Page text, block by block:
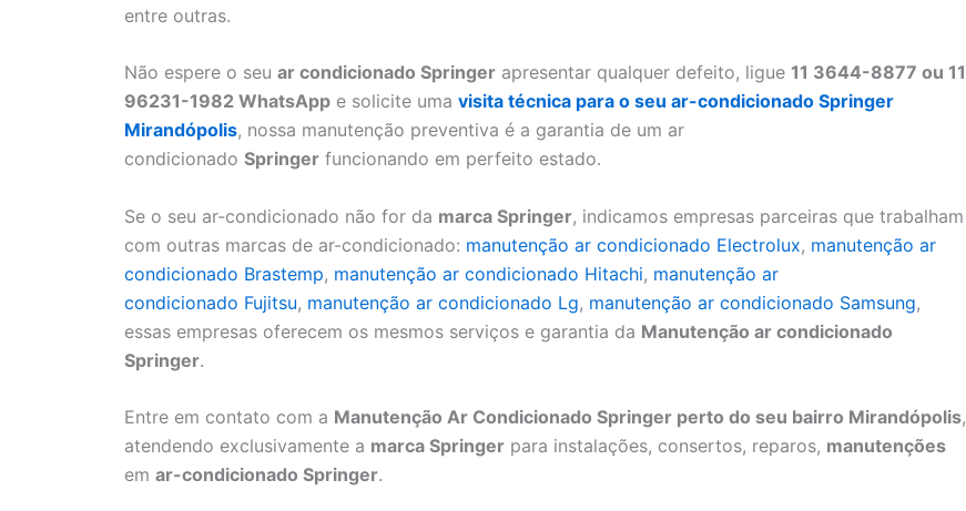
entre outras.
Não espere o seu ar condicionado Springer apresentar qualquer defeito, ligue 11 3644-8877 ou 11
96231-1982 WhatsApp e solicite uma visita técnica para o seu ar-condicionado Springer
Mirandópolis, nossa manutenção preventiva é a garantia de um ar
condicionado Springer funcionando em perfeito estado.
Se o seu ar-condicionado não for da marca Springer, indicamos empresas parceiras que trabalham
com outras marcas de ar-condicionado: manutenção ar condicionado Electrolux, manutenção ar
condicionado Brastemp, manutenção ar condicionado Hitachi, manutenção ar
condicionado Fujitsu, manutenção ar condicionado Lg, manutenção ar condicionado Samsung,
essas empresas oferecem os mesmos serviços e garantia da Manutenção ar condicionado
Springer.
Entre em contato com a Manutenção Ar Condicionado Springer perto do seu bairro Mirandópolis,
atendendo exclusivamente a marca Springer para instalações, consertos, reparos, manutenções
em ar-condicionado Springer.